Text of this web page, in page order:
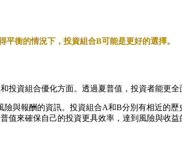
衡的情況下，投資組合B可能是更好的選擇。
資組合優化方面。透過夏普值，投資者能更
與報酬的資訊。投資組合A和B分別有相近的
來確保自己的投資更具效率，達到風險與收益